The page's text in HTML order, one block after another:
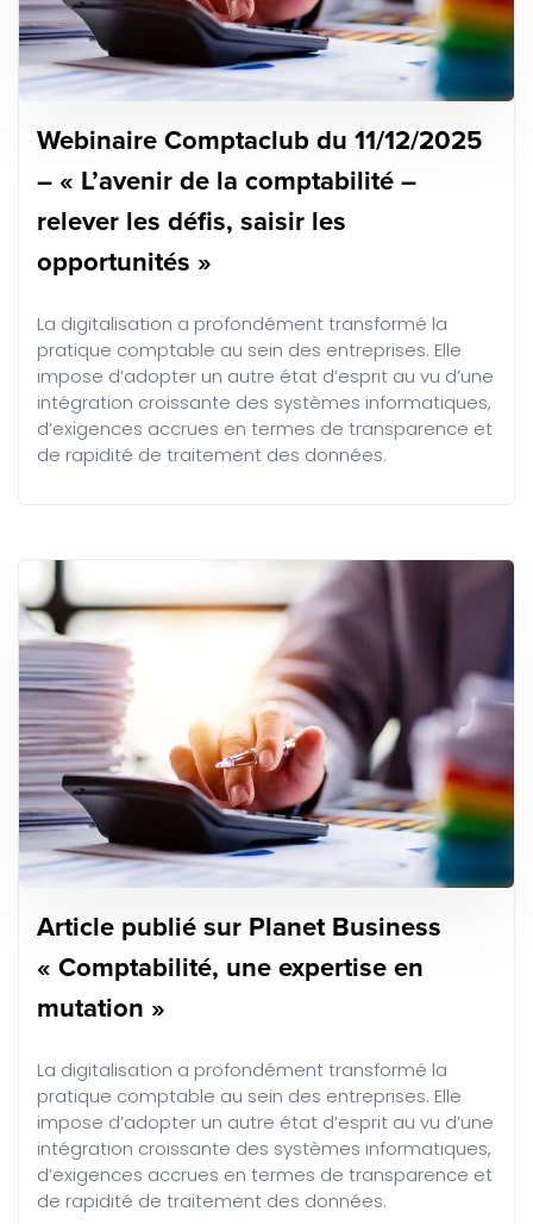
Webinaire Comptaclub du 11/12/2025
– « L’avenir de la comptabilité –
relever les défis, saisir les
opportunités »
La digitalisation a profondément transformé la
pratique comptable au sein des entreprises. Elle
impose d’adopter un autre état d’esprit au vu d’une
intégration croissante des systèmes informatiques,
d’exigences accrues en termes de transparence et
de rapidité de traitement des données.
Article publié sur Planet Business
« Comptabilité, une expertise en
mutation »
La digitalisation a profondément transformé la
pratique comptable au sein des entreprises. Elle
impose d’adopter un autre état d’esprit au vu d’une
intégration croissante des systèmes informatiques,
d’exigences accrues en termes de transparence et
de rapidité de traitement des données.